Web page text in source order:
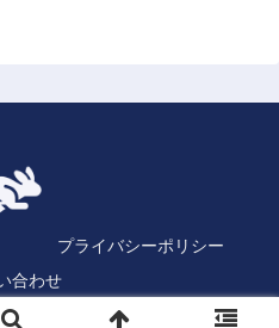
プライバシーポリシー
合わせ
.com All Rights Reserved.